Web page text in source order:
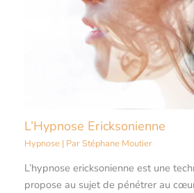
L’Hypnose Ericksonienne
Hypnose | ParStéphane Moutier
L’hypnose ericksonienne est une
propose au sujet de pénétrer au